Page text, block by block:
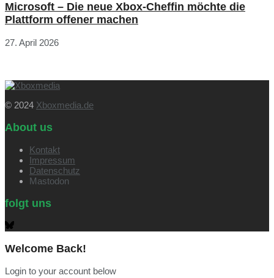
Microsoft – Die neue Xbox-Cheffin möchte die
Plattform offener machen
27. April 2026
© 2024 Xboxmedia.de
About us
Kontakt
Impressum
Datenschutz
Mastodon
folgt uns
Welcome Back!
Login to your account below